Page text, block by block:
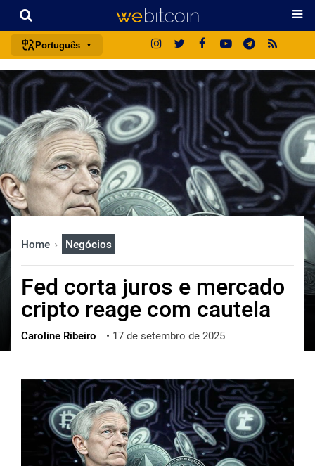
Português
português (BR)
english
español
français
italiano
deutsch
日本語
русский
العربية
ไทย
ქართული
vietnamese
Home Negócios
Fed corta juros e mercado
cripto reage com cautela
Caroline Ribeiro • 17 de setembro de 2025